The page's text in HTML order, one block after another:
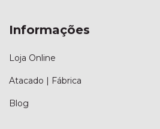
Informações
Loja Online
Atacado | Fábrica
Blog